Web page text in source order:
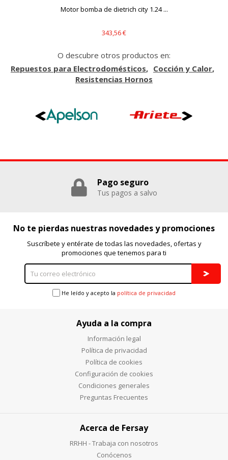
Motor bomba de dietrich city 1.24 ...
343,56 €
O descubre otros productos en:
Repuestos para Electrodomésticos
Cocción y Calor
Resistencias Hornos
Pago seguro
Tus pagos a salvo
No te pierdas nuestras novedades y promociones
Suscríbete y entérate de todas las novedades, ofertas y
promociones que tenemos para ti
He leído y acepto la política de privacidad
Ayuda a la compra
Información legal
Política de privacidad
Política de cookies
Configuración de cookies
Condiciones generales
Preguntas Frecuentes
Acerca de Fersay
RRHH - Trabaja con nosotros
Conócenos